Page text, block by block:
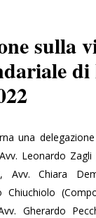
sulla
di
una
Leonardo Zagli
Avv. Chiara
Chiuchiolo
Gherardo